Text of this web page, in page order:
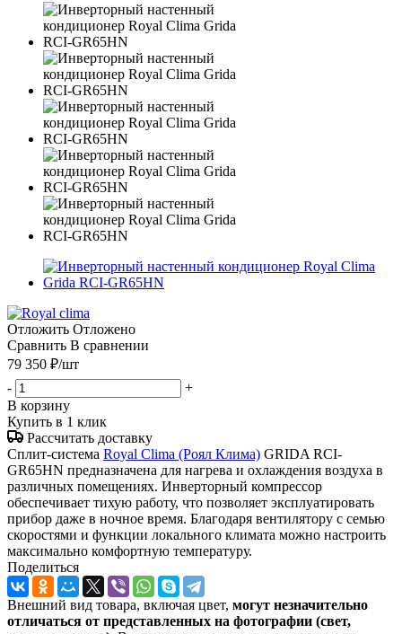
Отложить Отложено
Сравнить В сравнении
79 350 ₽/шт
-
+
В корзину
Купить в 1 клик
Рассчитать доставку
Сплит-система Royal Clima (Роял Клима) GRIDA RCI-
GR65HN предназначена для нагрева и охлаждения воздуха в
различных помещениях. Инверторный компрессор
обеспечивает тихую работу, что позволяет эксплуатировать
прибор даже в ночное время. Благодаря вентилятору с семью
скоростями и функции локального климата можно настроить
максимально комфортную температуру.
Поделиться
Внешний вид товара, включая цвет, могут незначительно
отличаться от представленных на фотографии (свет,